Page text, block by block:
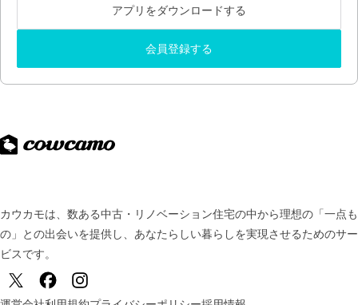
アプリをダウンロードする
会員登録する
カウカモは、数ある中古・リノベーション住宅の中から理想の「一点も
の」との出会いを提供し、 あなたらしい暮らしを実現させるためのサー
ビスです。